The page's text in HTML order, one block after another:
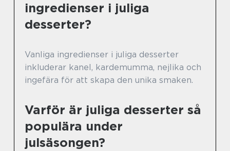
ingredienser i juliga
desserter?
Vanliga ingredienser i juliga desserter
inkluderar kanel, kardemumma, nejlika och
ingefära för att skapa den unika smaken.
Varför är juliga desserter så
populära under
julsäsongen?